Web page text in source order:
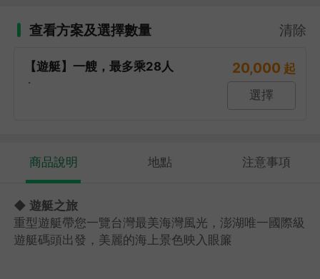
查看方案及選擇數量 清除
【遊艇】一艘，最多乘28人
・
20,000 起
選擇
商品說明 地點 注意事項
◆ 遊艇之旅
重型遊艇帶您一覽台灣最美海灣風光，澎湖唯一國際級
遊艇碼頭出發，美麗的海上景色映入眼簾